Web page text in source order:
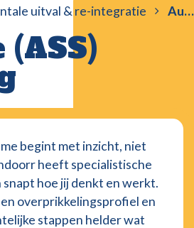
uitval & re-integratie Autisme (ASS) coaching
begint met inzicht, niet
heeft specialistische
snapt hoe jij denkt en werkt.
overprikkelingsprofiel en
stappen helder wat